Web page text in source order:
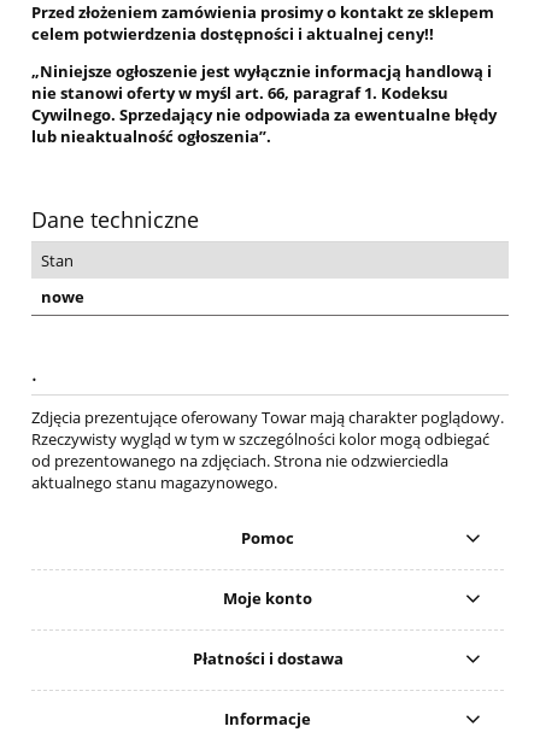
Przed złożeniem zamówienia prosimy o kontakt ze sklepem
celem potwierdzenia dostępności i aktualnej ceny!!
„Niniejsze ogłoszenie jest wyłącznie informacją handlową i
nie stanowi oferty w myśl art. 66, paragraf 1. Kodeksu
Cywilnego. Sprzedający nie odpowiada za ewentualne błędy
lub nieaktualność ogłoszenia”.
Dane techniczne
Stan
nowe
.
Zdjęcia prezentujące oferowany Towar mają charakter poglądowy.
Rzeczywisty wygląd w tym w szczególności kolor mogą odbiegać
od prezentowanego na zdjęciach. Strona nie odzwierciedla
aktualnego stanu magazynowego.
Pomoc
Moje konto
Płatności i dostawa
Informacje